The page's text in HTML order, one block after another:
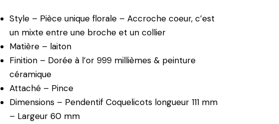
Style – Pièce unique florale – Accroche coeur, c’est
un mixte entre une broche et un collier
Matière – laiton
Finition – Dorée à l’or 999 millièmes & peinture
céramique
Attaché – Pince
Dimensions – Pendentif Coquelicots longueur 111 mm
– Largeur 60 mm